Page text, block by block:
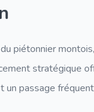
piétonnier
stratégique
un passage